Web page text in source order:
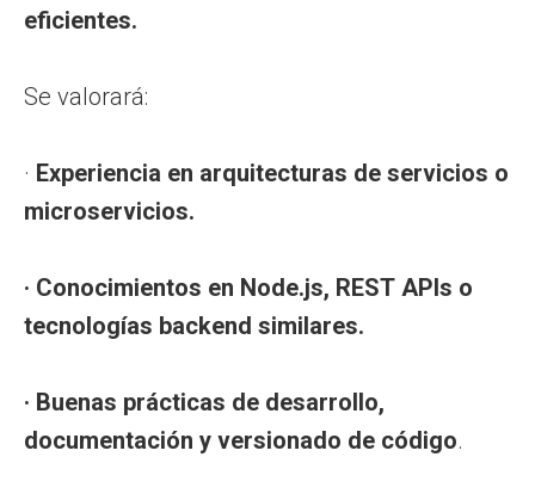
eficientes.
Se valorará:
· Experiencia en arquitecturas de servicios o
microservicios.
· Conocimientos en Node.js, REST APIs o
tecnologías backend similares.
· Buenas prácticas de desarrollo,
documentación y versionado de código.